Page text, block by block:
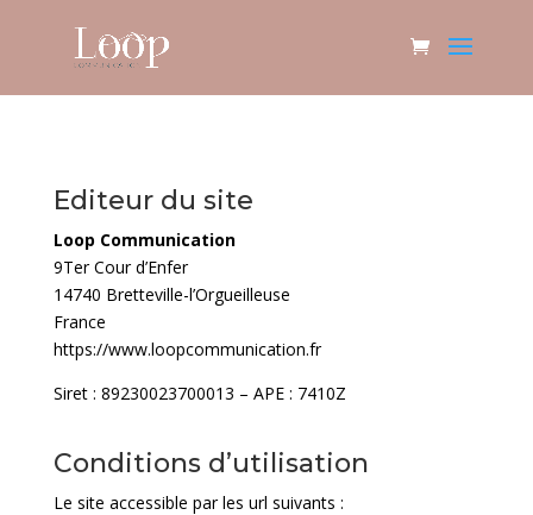
Editeur du site
Loop Communication
9Ter Cour d’Enfer
14740 Bretteville-l’Orgueilleuse
France
https://www.loopcommunication.fr
Siret : 89230023700013 – APE : 7410Z
Conditions d’utilisation
Le site accessible par les url suivants :